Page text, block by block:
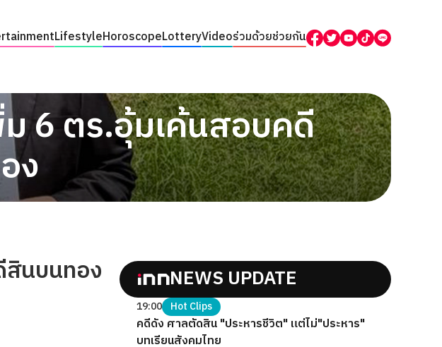
LifestyleHoroscopeLotteryVideoร่วมด้วยช่วยกัน
6 ตร.อุ้มเค้นสอบคดี
ง
สินบนทอง NEWS UPDATE
19:00 Hot Clips
คดีดัง ศาลตัดสิน "ประหารชีวิต" แต่ไม่"ประหาร"
บทเรียนสังคมไทย